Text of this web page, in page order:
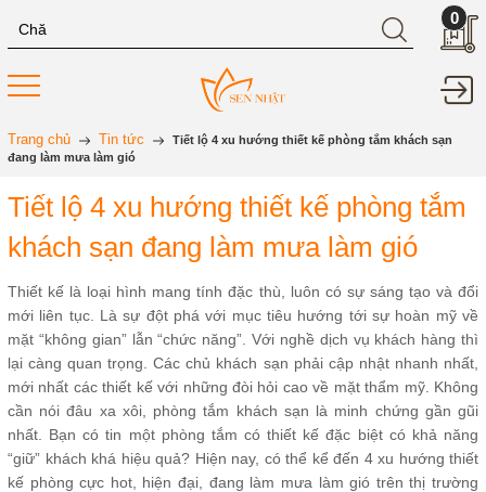
0
Trang chủ Tin tức
Tiết lộ 4 xu hướng thiết kế phòng tắm khách sạn
đang làm mưa làm gió
Tiết lộ 4 xu hướng thiết kế phòng tắm
khách sạn đang làm mưa làm gió
Thiết kế là loại hình mang tính đặc thù, luôn có sự sáng tạo và đổi
mới liên tục. Là sự đột phá với mục tiêu hướng tới sự hoàn mỹ về
mặt “không gian” lẫn “chức năng”. Với nghề dịch vụ khách hàng thì
lại càng quan trọng. Các chủ khách sạn phải cập nhật nhanh nhất,
mới nhất các thiết kế với những đòi hỏi cao về mặt thẩm mỹ. Không
cần nói đâu xa xôi, phòng tắm khách sạn là minh chứng gần gũi
nhất. Bạn có tin một phòng tắm có thiết kế đặc biệt có khả năng
“giữ” khách khá hiệu quả? Hiện nay, có thể kể đến 4 xu hướng thiết
kế phòng cực hot, hiện đại, đang làm mưa làm gió trên thị trường